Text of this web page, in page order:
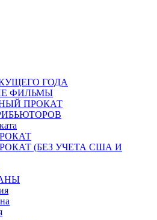
ГОДА
ФИЛЬМЫ
ПРОКАТ
(БЕЗ УЧЕТА США И